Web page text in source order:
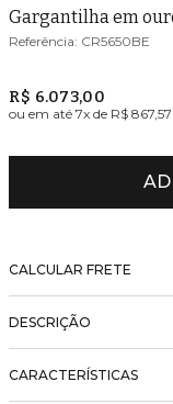
Gargantilha em
CR5650BE
R$ 6.073,00
ou em até 7x de R$ 867,57
CALCULAR FRETE
DESCRIÇÃO
CARACTERÍSTICAS